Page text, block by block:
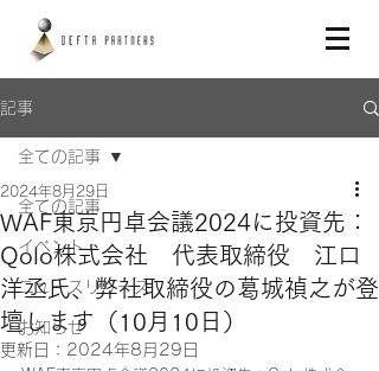
記事
全ての記事
イベント
ニュースリリース
お知らせ
全ての記事
WAF東京円卓会議2024に投資先：
Qolo株式会社 代表取締役 江口
洋丞氏、弊社取締役の葛城禎之が登
壇します（10月10日）
2024年8月29日
更新日： 2024年8月29日